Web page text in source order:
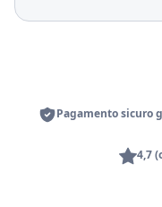
Pagamento sicuro
4,7